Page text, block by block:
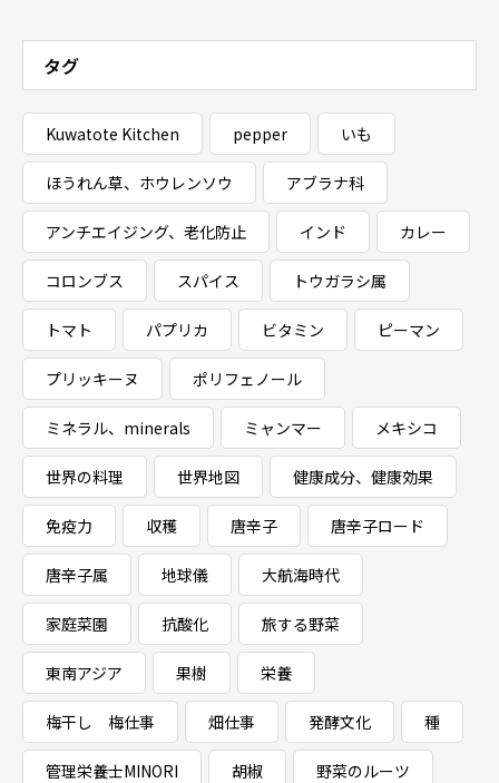
タグ
Kuwatote Kitchen pepper いも
ほうれん草、ホウレンソウ アブラナ科
アンチエイジング、老化防止 インド カレー
コロンブス スパイス トウガラシ属
トマト パプリカ ビタミン ピーマン
プリッキーヌ ポリフェノール
ミネラル、minerals ミャンマー メキシコ
世界の料理 世界地図 健康成分、健康効果
免疫力 収穫 唐辛子 唐辛子ロード
唐辛子属 地球儀 大航海時代
家庭菜園 抗酸化 旅する野菜
東南アジア 果樹 栄養
梅干し 梅仕事 畑仕事 発酵文化 種
管理栄養士MINORI 胡椒 野菜のルーツ